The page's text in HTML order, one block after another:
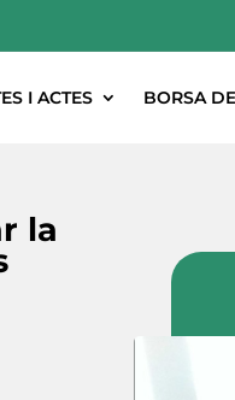
I ACTES BORSA
la